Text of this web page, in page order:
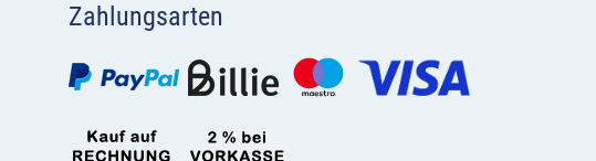
Zahlungsarten